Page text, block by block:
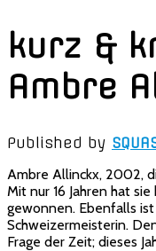
kurz &
Ambre
Published by
Ambre Allinckx, 2002,
Mit nur 16 Jahren hat
gewonnen. Ebenfalls
Schweizermeisterin.
Frage der Zeit; dieses